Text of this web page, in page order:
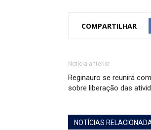
COMPARTILHAR
Notícia anterior
Reginauro se reunirá
sobre liberação das
NOTÍCIAS